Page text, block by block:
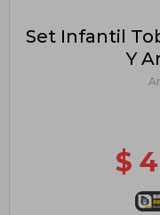
Set Infantil
Y
$